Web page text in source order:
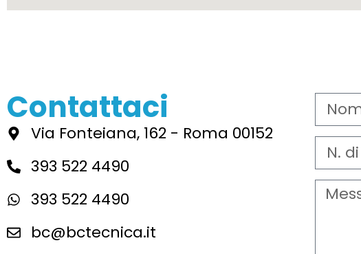
Contattaci
Via Fonteiana, 162 - Roma 00152
393 522 4490
393 522 4490
bc@bctecnica.it